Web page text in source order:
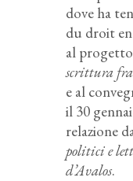
dove ha
du droit
al
scrittura
e al
il 30
relazione
politici e
d’Avalos.